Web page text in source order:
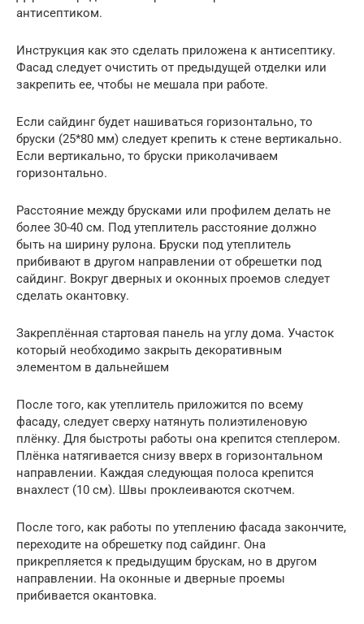
антисептиком.
Инструкция как это сделать приложена к антисептику.
Фасад следует очистить от предыдущей отделки или
закрепить ее, чтобы не мешала при работе.
Если сайдинг будет нашиваться горизонтально, то
бруски (25*80 мм) следует крепить к стене вертикально.
Если вертикально, то бруски приколачиваем
горизонтально.
Расстояние между брусками или профилем делать не
более 30-40 см. Под утеплитель расстояние должно
быть на ширину рулона. Бруски под утеплитель
прибивают в другом направлении от обрешетки под
сайдинг. Вокруг дверных и оконных проемов следует
сделать окантовку.
Закреплённая стартовая панель на углу дома. Участок
который необходимо закрыть декоративным
элементом в дальнейшем
После того, как утеплитель приложится по всему
фасаду, следует сверху натянуть полиэтиленовую
плёнку. Для быстроты работы она крепится степлером.
Плёнка натягивается снизу вверх в горизонтальном
направлении. Каждая следующая полоса крепится
внахлест (10 см). Швы проклеиваются скотчем.
После того, как работы по утеплению фасада закончите,
переходите на обрешетку под сайдинг. Она
прикрепляется к предыдущим брускам, но в другом
направлении. На оконные и дверные проемы
прибивается окантовка.